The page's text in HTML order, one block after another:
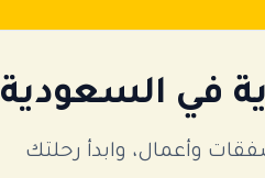
في السعودية
وأعمال، وابدأ رحلتك